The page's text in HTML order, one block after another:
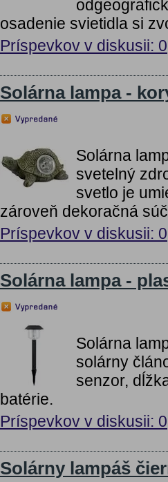
osadenie svietidla si
Príspevkov v diskusii: 0
Solárna lampa -
Solárna
svetelný
svetlo je
zároveň dekoračná
Príspevkov v diskusii: 0
Solárna lampa -
Solárna
solárny
senzor,
batérie.
Príspevkov v diskusii: 0
Solárny lampáš